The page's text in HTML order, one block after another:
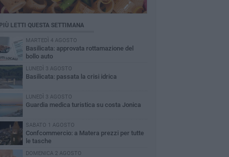
PIÙ LETTI QUESTA SETTIMANA
MARTEDÌ 4 AGOSTO
Basilicata: approvata rottamazione del
bollo auto
LUNEDÌ 3 AGOSTO
Basilicata: passata la crisi idrica
LUNEDÌ 3 AGOSTO
Guardia medica turistica su costa Jonica
SABATO 1 AGOSTO
Confcommercio: a Matera prezzi per tutte
le tasche
DOMENICA 2 AGOSTO